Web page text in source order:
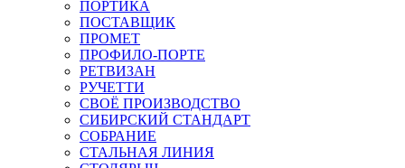
ПОРТИКА
ПОСТАВЩИК
ПРОМЕТ
ПРОФИЛО-ПОРТЕ
РЕТВИЗАН
РУЧЕТТИ
СВОЁ ПРОИЗВОДСТВО
СИБИРСКИЙ СТАНДАРТ
СОБРАНИЕ
СТАЛЬНАЯ ЛИНИЯ